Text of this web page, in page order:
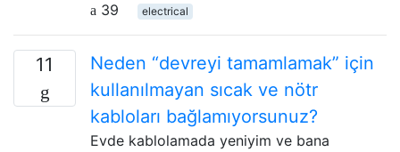
39
electrical
11
Neden “devreyi tamamlamak” için
kullanılmayan sıcak ve nötr
kabloları bağlamıyorsunuz?
Evde kablolamada yeniyim ve bana